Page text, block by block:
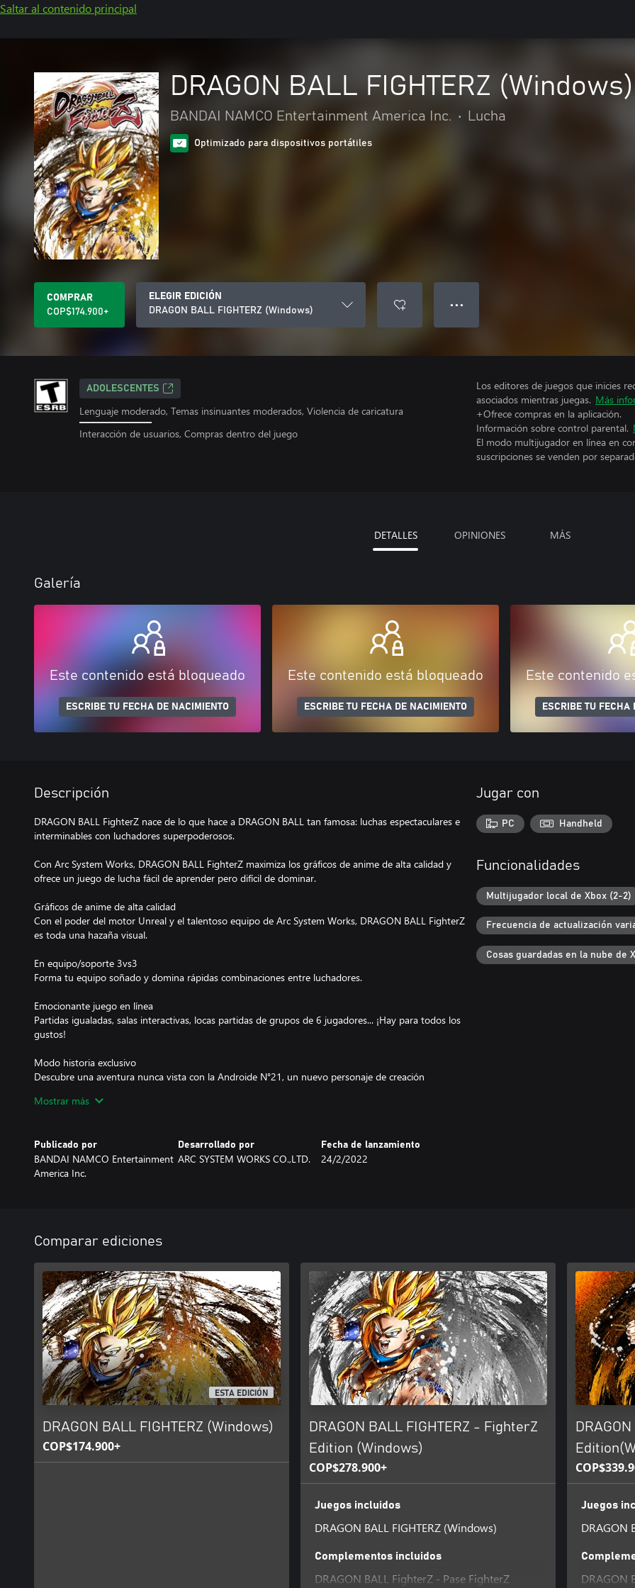
Saltar al contenido principal
DRAGON BALL FIGHTERZ (Windows)
BANDAI NAMCO Entertainment America Inc. • Lucha
Optimizado para dispositivos portátiles
COMPRAR
COP$174.900+
ELEGIR EDICIÓN
DRAGON BALL FIGHTERZ (Windows)
● ● ●
ADOLESCENTES
Lenguaje moderado, Temas insinuantes moderados, Violencia de caricatura
Interacción de usuarios, Compras dentro del juego
Los editores de juegos que inicies
asociados mientras juegas. Más
+Ofrece compras en la aplicación.
Información sobre control parental.
El modo multijugador en línea en
suscripciones se venden por
DETALLES OPINIONES MÁS
Galería
Este contenido está bloqueado
ESCRIBE TU FECHA DE NACIMIENTO
Este contenido está bloqueado
ESCRIBE TU FECHA DE NACIMIENTO
Este contenido
ESCRIBE TU FECHA
Descripción
DRAGON BALL FighterZ nace de lo que hace a DRAGON BALL tan famosa: luchas espectaculares e
interminables con luchadores superpoderosos.
Con Arc System Works, DRAGON BALL FighterZ maximiza los gráficos de anime de alta calidad y
ofrece un juego de lucha fácil de aprender pero difícil de dominar.
Gráficos de anime de alta calidad
Con el poder del motor Unreal y el talentoso equipo de Arc System Works, DRAGON BALL FighterZ
es toda una hazaña visual.
En equipo/soporte 3vs3
Forma tu equipo soñado y domina rápidas combinaciones entre luchadores.
Emocionante juego en línea
Partidas igualadas, salas interactivas, locas partidas de grupos de 6 jugadores... ¡Hay para todos los
gustos!
Modo historia exclusivo
Descubre una aventura nunca vista con la Androide N°21, un nuevo personaje de creación
BALL reproducidas en una resolución de 60FPS y 1080p!
Mostrar más
Publicado por
BANDAI NAMCO Entertainment
America Inc.
Desarrollado por
ARC SYSTEM WORKS CO.,LTD.
Fecha de lanzamiento
24/2/2022
Jugar con
PC Handheld
Funcionalidades
Multijugador local de Xbox (2-2)
Frecuencia de actualización
Cosas guardadas en la nube de
Comparar ediciones
ESTA EDICIÓN
DRAGON BALL FIGHTERZ (Windows)
COP$174.900+
DRAGON BALL FIGHTERZ - FighterZ
Edition (Windows)
COP$278.900+
Juegos incluidos
DRAGON BALL FIGHTERZ (Windows)
Complementos incluidos
DRAGON BALL FighterZ - Pase FighterZ
Juegos
DRAGON
DRAGON